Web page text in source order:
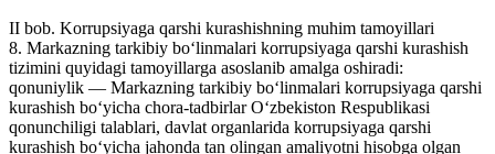
II bob. Korrupsiyaga qarshi kurashishning muhim tamoyillari
8. Markazning tarkibiy bo‘linmalari korrupsiyaga qarshi kurashish
tizimini quyidagi tamoyillarga asoslanib amalga oshiradi:
qonuniylik — Markazning tarkibiy bo‘linmalari korrupsiyaga qarshi
kurashish bo‘yicha chora-tadbirlar O‘zbekiston Respublikasi
qonunchiligi talablari, davlat organlarida korrupsiyaga qarshi
kurashish bo‘yicha jahonda tan olingan amaliyotni hisobga olgan